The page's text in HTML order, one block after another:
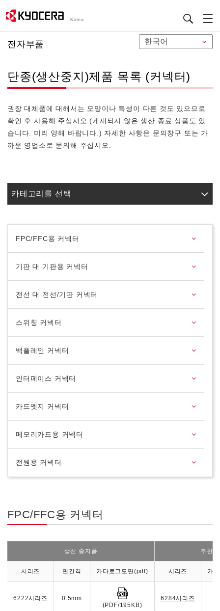
Korea
전자부품
단종(생산중지)제품 목록 (커넥터)
권장 대체품에 대해서는 모양이나 특성이 다른 것도 있으므로
확인 후 사용해 주십시오.(게재되지 않은 생산 종료 상품도 있
습니다. 미리 양해 바랍니다.) 자세한 사항은 문의창구 또는 가
까운 영업소로 문의해 주십시오.
카테고리를 선택
FPC/FFC용 커넥터
기판 대 기판용 커넥터
전선 대 전선/기판 커넥터
스위칭 커넥터
백플레인 커넥터
인터페이스 커넥터
카드엣지 커넥터
메모리카드용 커넥터
전원용 커넥터
FPC/FFC용 커넥터
생산 중지품 추천품
시리즈 핀간격 카다로그도면(pdf) 시리즈 카
6222시리즈
0.5mm
(PDF/195KB)
6284시리즈